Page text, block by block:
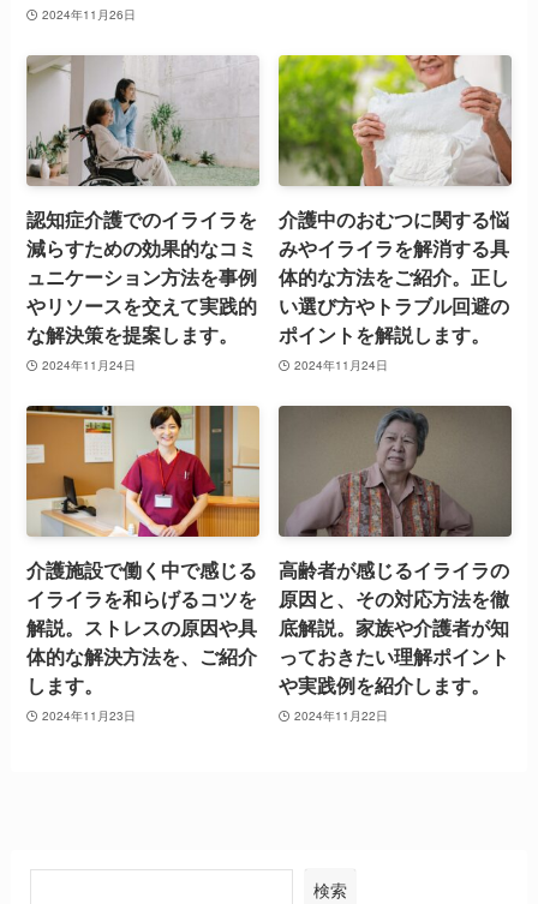
2024年11月26日
認知症介護でのイライラを
減らすための効果的なコミ
ュニケーション方法を事例
やリソースを交えて実践的
な解決策を提案します。
2024年11月24日
介護中のおむつに関する悩
みやイライラを解消する具
体的な方法をご紹介。正し
い選び方やトラブル回避の
ポイントを解説します。
2024年11月24日
介護施設で働く中で感じる
イライラを和らげるコツを
解説。ストレスの原因や具
体的な解決方法を、ご紹介
します。
2024年11月23日
高齢者が感じるイライラの
原因と、その対応方法を徹
底解説。家族や介護者が知
っておきたい理解ポイント
や実践例を紹介します。
2024年11月22日
検索